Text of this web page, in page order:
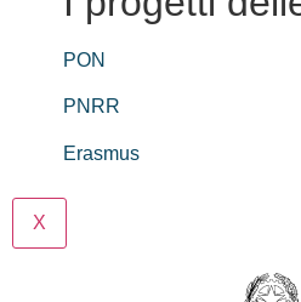
PON
PNRR
Erasmus
X